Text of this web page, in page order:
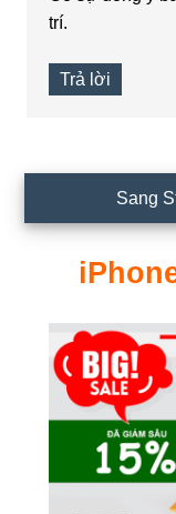
trí.
Trả lời
chính
Sang